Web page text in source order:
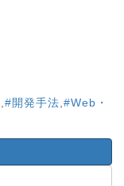
#開発手法 #Web・